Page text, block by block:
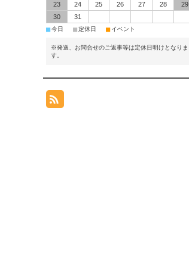
23
24 25 26 27 28
29
30
31
■今日 ■定休日 ■ イベント
※発送、お問合せのご返事等は定休日明けとなりま
す。